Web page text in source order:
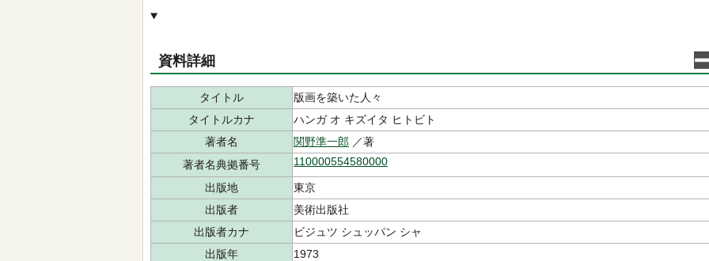
資料詳細
タイトル
版画を築いた人々
タイトルカナ
ハンガ オ キズイタ ヒトビト
著者名
関野準一郎 ／著
著者名典拠番号
110000554580000
出版地
東京
出版者
美術出版社
出版者カナ
ビジュツ シュッパン シャ
出版年
1973